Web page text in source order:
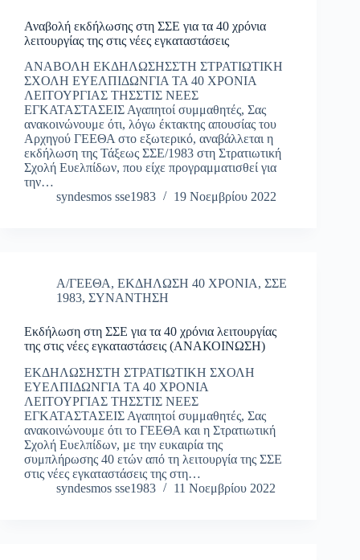
Αναβολή εκδήλωσης στη ΣΣΕ για τα 40 χρόνια
λειτουργίας της στις νέες εγκαταστάσεις
ΑΝΑΒΟΛΗ ΕΚΔΗΛΩΣΗΣΣΤΗ ΣΤΡΑΤΙΩΤΙΚΗ
ΣΧΟΛΗ ΕΥΕΛΠΙΔΩΝΓΙΑ ΤΑ 40 ΧΡΟΝΙΑ
ΛΕΙΤΟΥΡΓΙΑΣ ΤΗΣΣΤΙΣ ΝΕΕΣ
ΕΓΚΑΤΑΣΤΑΣΕΙΣ Αγαπητοί συμμαθητές, Σας
ανακοινώνουμε ότι, λόγω έκτακτης απουσίας του
Αρχηγού ΓΕΕΘΑ στο εξωτερικό, αναβάλλεται η
εκδήλωση της Τάξεως ΣΣΕ/1983 στη Στρατιωτική
Σχολή Ευελπίδων, που είχε προγραμματισθεί για
την…
syndesmos sse1983
19 Νοεμβρίου 2022
Α/ΓΕΕΘΑ, ΕΚΔΗΛΩΣΗ 40 ΧΡΟΝΙΑ, ΣΣΕ
1983, ΣΥΝΑΝΤΗΣΗ
Εκδήλωση στη ΣΣΕ για τα 40 χρόνια λειτουργίας
της στις νέες εγκαταστάσεις (ΑΝΑΚΟΙΝΩΣΗ)
ΕΚΔΗΛΩΣΗΣΤΗ ΣΤΡΑΤΙΩΤΙΚΗ ΣΧΟΛΗ
ΕΥΕΛΠΙΔΩΝΓΙΑ ΤΑ 40 ΧΡΟΝΙΑ
ΛΕΙΤΟΥΡΓΙΑΣ ΤΗΣΣΤΙΣ ΝΕΕΣ
ΕΓΚΑΤΑΣΤΑΣΕΙΣ Αγαπητοί συμμαθητές, Σας
ανακοινώνουμε ότι το ΓΕΕΘΑ και η Στρατιωτική
Σχολή Ευελπίδων, με την ευκαιρία της
συμπλήρωσης 40 ετών από τη λειτουργία της ΣΣΕ
στις νέες εγκαταστάσεις της στη…
syndesmos sse1983
11 Νοεμβρίου 2022